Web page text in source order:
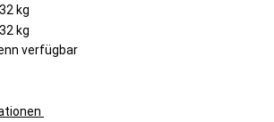
kg
kg
verfügbar